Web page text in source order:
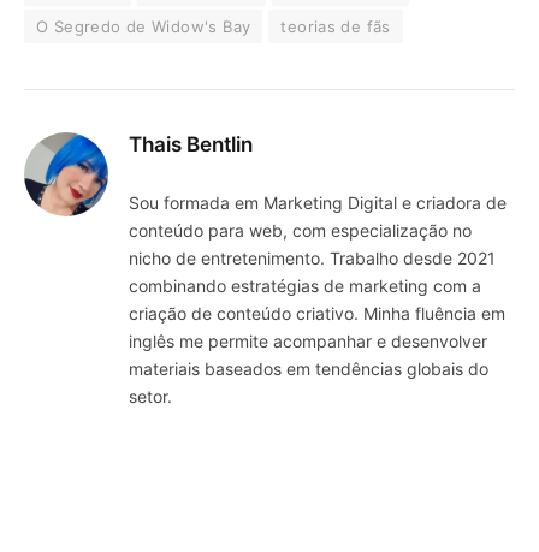
O Segredo de Widow's Bay
teorias de fãs
Thais Bentlin
Sou formada em Marketing Digital e criadora de
conteúdo para web, com especialização no
nicho de entretenimento. Trabalho desde 2021
combinando estratégias de marketing com a
criação de conteúdo criativo. Minha fluência em
inglês me permite acompanhar e desenvolver
materiais baseados em tendências globais do
setor.